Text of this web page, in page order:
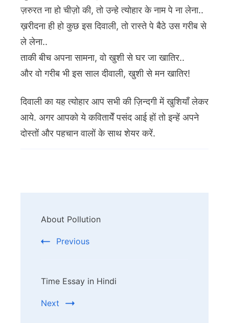
ज़रुरत ना हो चीज़ो की, तो उन्हे त्योहार के नाम पे ना लेना..
ख़रीदना ही हो कुछ इस दिवाली, तो रास्ते पे बैठे उस गरीब से
ले लेना..
ताकी बीच अपना सामना, वो खुशी से घर जा खातिर..
और वो गरीब भी इस साल दीवाली, खुशी से मन खातिर!
दिवाली का यह त्योहार आप सभी की ज़िन्दगी में खुशियाँ लेकर
आये. अगर आपको ये कवितायेँ पसंद आई हों तो इन्हें अपने
दोस्तों और पहचान वालों के साथ शेयर करें.
Navigation
About Pollution
Previous
Time Essay in Hindi
Next